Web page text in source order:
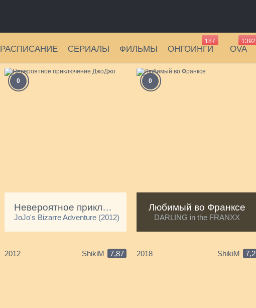
0
Невероятное приключение ДжоДжо
JoJo's Bizarre Adventure (2012)
2012 ShikiM 7,87
0
Любимый во Франксе
DARLING in the FRANXX
2018 ShikiM 7,2
РАСПИСАНИЕ СЕРИАЛЫ ФИЛЬМЫ ОНГОИНГИ
187
OVA
1392